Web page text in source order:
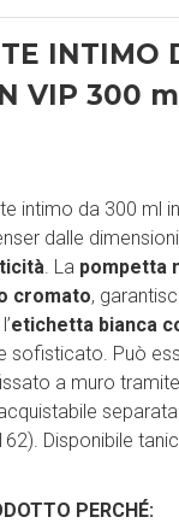
INTIMO
VIP 300 ml
intimo da 300 ml in
dalle
. La pompetta
cromato,
etichetta bianca
sofisticato. Può
a muro
Disponibile
PERCHÉ: